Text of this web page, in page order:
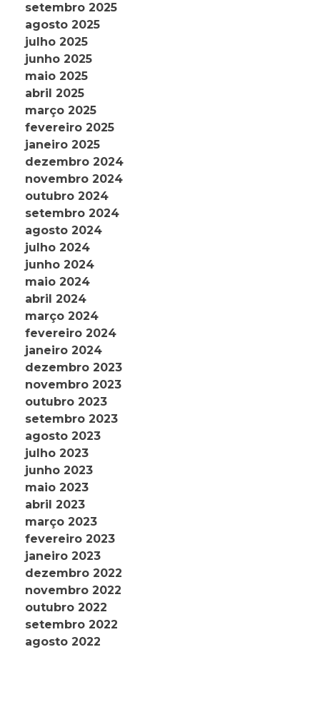
setembro 2025
agosto 2025
julho 2025
junho 2025
maio 2025
abril 2025
março 2025
fevereiro 2025
janeiro 2025
dezembro 2024
novembro 2024
outubro 2024
setembro 2024
agosto 2024
julho 2024
junho 2024
maio 2024
abril 2024
março 2024
fevereiro 2024
janeiro 2024
dezembro 2023
novembro 2023
outubro 2023
setembro 2023
agosto 2023
julho 2023
junho 2023
maio 2023
abril 2023
março 2023
fevereiro 2023
janeiro 2023
dezembro 2022
novembro 2022
outubro 2022
setembro 2022
agosto 2022